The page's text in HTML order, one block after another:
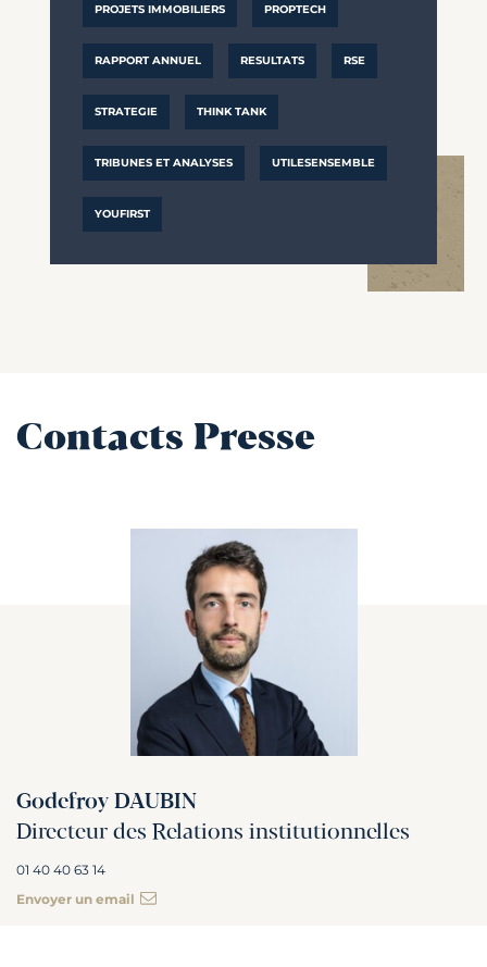
PROJETS IMMOBILIERS PROPTECH
RAPPORT ANNUEL RESULTATS RSE
STRATEGIE THINK TANK
TRIBUNES ET ANALYSES UTILESENSEMBLE
YOUFIRST
Contacts Presse
Godefroy DAUBIN
Directeur des Relations institutionnelles
01 40 40 63 14
Envoyer un email